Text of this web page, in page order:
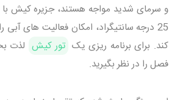
25 درجه سانتیگراد، امکان فعالیت های
کند. برای برنامه ریزی یک تور کیش لذت
فصل را در نظر بگیرید.